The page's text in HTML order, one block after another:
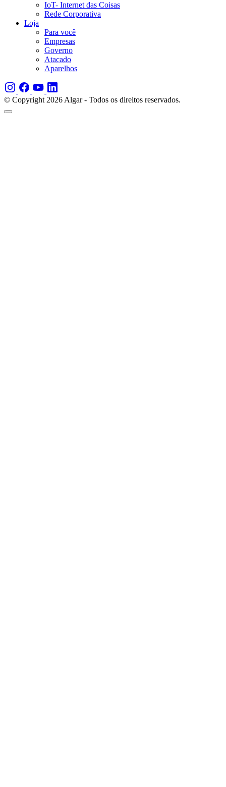
IoT- Internet das Coisas
Rede Corporativa
Loja
Para você
Empresas
Governo
Atacado
Aparelhos
© Copyright 2026 Algar - Todos os direitos reservados.